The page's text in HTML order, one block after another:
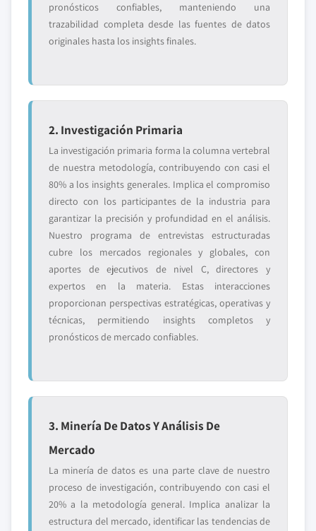
pronósticos confiables, manteniendo una
trazabilidad completa desde las fuentes de datos
originales hasta los insights finales.
2. Investigación Primaria
La investigación primaria forma la columna vertebral
de nuestra metodología, contribuyendo con casi el
80% a los insights generales. Implica el compromiso
directo con los participantes de la industria para
garantizar la precisión y profundidad en el análisis.
Nuestro programa de entrevistas estructuradas
cubre los mercados regionales y globales, con
aportes de ejecutivos de nivel C, directores y
expertos en la materia. Estas interacciones
proporcionan perspectivas estratégicas, operativas y
técnicas, permitiendo insights completos y
pronósticos de mercado confiables.
3. Minería De Datos Y Análisis De
Mercado
La minería de datos es una parte clave de nuestro
proceso de investigación, contribuyendo con casi el
20% a la metodología general. Implica analizar la
estructura del mercado, identificar las tendencias de